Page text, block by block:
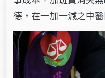
德，在一加一減之中